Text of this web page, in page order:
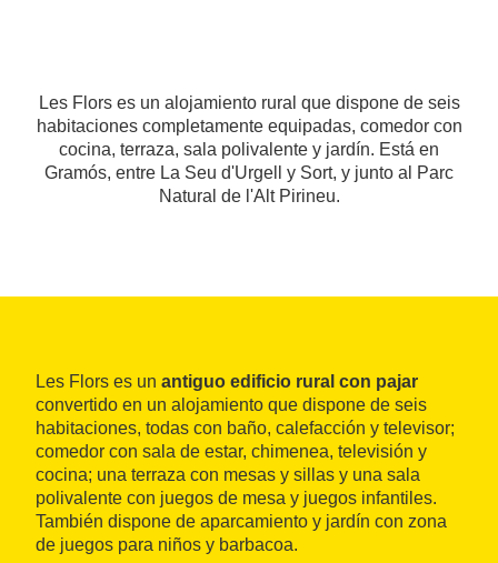
Les Flors es un alojamiento rural que dispone de seis
habitaciones completamente equipadas, comedor con
cocina, terraza, sala polivalente y jardín. Está en
Gramós, entre La Seu d'Urgell y Sort, y junto al Parc
Natural de l'Alt Pirineu.
Les Flors es un antiguo edificio rural con pajar
convertido en un alojamiento que dispone de seis
habitaciones, todas con baño, calefacción y televisor;
comedor con sala de estar, chimenea, televisión y
cocina; una terraza con mesas y sillas y una sala
polivalente con juegos de mesa y juegos infantiles.
También dispone de aparcamiento y jardín con zona
de juegos para niños y barbacoa.